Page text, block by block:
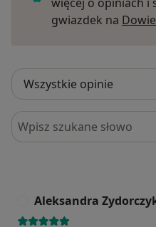
gwiazdek na
Szukaj w opiniach
Aleksandra